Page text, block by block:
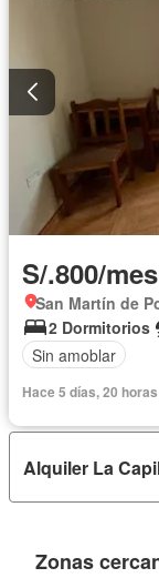
S/.800/mes
San Martín de
2 Dormitorios
Sin amoblar
Hace 5 días, 20
Alquiler La
Zonas